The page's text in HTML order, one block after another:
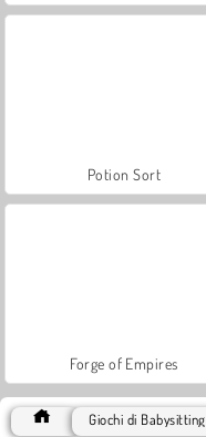
Potion Sort
Forge of Empires
Giochi di Babysitting